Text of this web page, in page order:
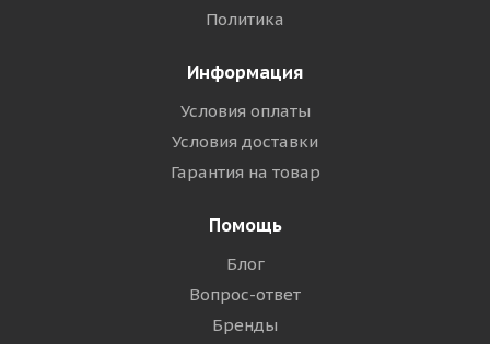
Политика
Информация
Условия оплаты
Условия доставки
Гарантия на товар
Помощь
Блог
Вопрос-ответ
Бренды